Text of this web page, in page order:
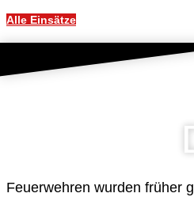
Alle Einsätze
Feuerwehren wurden früher